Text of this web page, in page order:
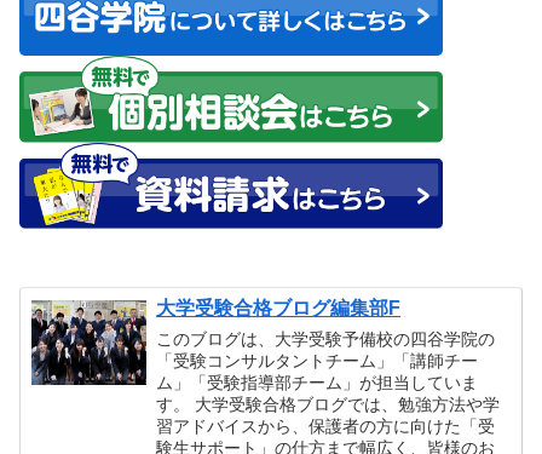
大学受験合格ブログ編集部F
このブログは、大学受験予備校の四谷学院の
「受験コンサルタントチーム」「講師チー
ム」「受験指導部チーム」が担当していま
す。 大学受験合格ブログでは、勉強方法や学
習アドバイスから、保護者の方に向けた「受
験生サポート」の仕方まで幅広く、皆様のお